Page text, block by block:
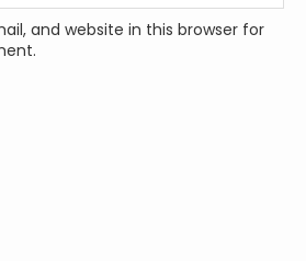
and website in this browser for